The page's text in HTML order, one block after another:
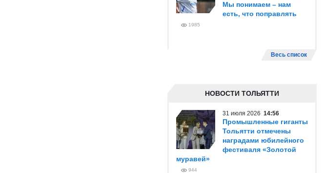
Мы понимаем – нам
есть, что поправлять
1985
Весь список
НОВОСТИ ТОЛЬЯТТИ
31 июля 2026 14:56
Промышленные гиганты
Тольятти отмечены
наградами юбилейного
фестиваля «Золотой
муравей»
944